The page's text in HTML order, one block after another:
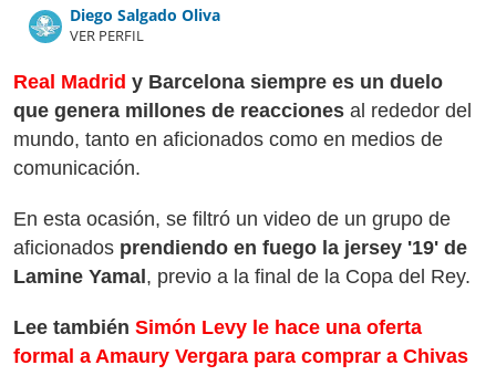
Diego Salgado Oliva
VER PERFIL
Real Madrid y Barcelona siempre es un duelo
que genera millones de reacciones al rededor del
mundo, tanto en aficionados como en medios de
comunicación.
En esta ocasión, se filtró un video de un grupo de
aficionados prendiendo en fuego la jersey '19' de
Lamine Yamal , previo a la final de la Copa del Rey.
Lee también Simón Levy le hace una oferta
formal a Amaury Vergara para comprar a Chivas